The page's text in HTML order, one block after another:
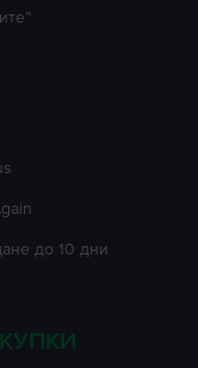
до 10 дни